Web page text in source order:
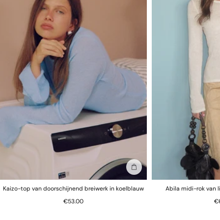
Let op: om hygiënische en gezondheidsredenen kunnen alle
onderbroeken niet worden geretourneerd.
In winkelmand
Kaizo-top van doorschijnend breiwerk in koelblauw
€53.00
Abila midi-rok van